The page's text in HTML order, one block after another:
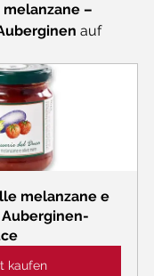
–
auf
melanzane e
kaufen